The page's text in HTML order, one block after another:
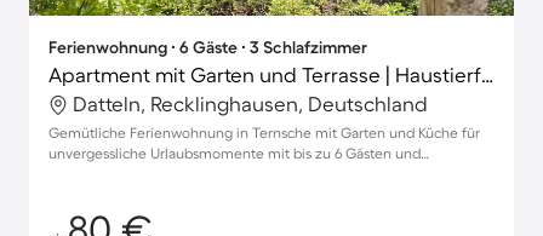
Ferienwohnung ∙ 6 Gäste ∙ 3 Schlafzimmer
Apartment mit Garten und Terrasse | Haustierfreundlich
Datteln, Recklinghausen, Deutschland
Gemütliche Ferienwohnung in Ternsche mit Garten und Küche für
unvergessliche Urlaubsmomente mit bis zu 6 Gästen und